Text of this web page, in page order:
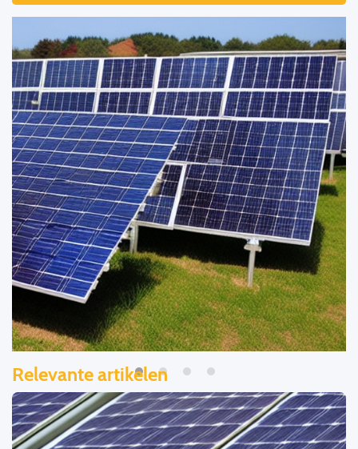
Relevante artikelen